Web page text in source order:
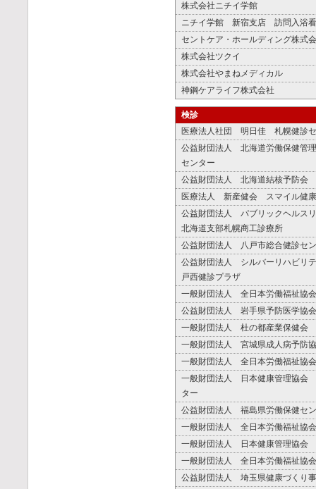
株式会社ニチイ学館
ニチイ学館 新宿支店 訪問入浴
セントケア・ホールディング株式
株式会社ツクイ
株式会社やまねメディカル
神鋼ケアライフ株式会社
検診
医療法人社団 明日佳 札幌健診
公益財団法人 北海道労働保健管
センター
公益財団法人 北海道結核予防会
医療法人 新産健会 スマイル健
公益財団法人 パブリックヘルス
北海道支部札幌商工診療所
公益財団法人 八戸市総合健診セ
公益財団法人 シルバーリハビリ
戸西健診プラザ
一般財団法人 全日本労働福祉協
公益財団法人 岩手県予防医学協会
一般財団法人 杜の都産業保健会
一般財団法人 宮城県成人病予防
一般財団法人 全日本労働福祉協
一般財団法人 日本健康管理協会
ター
公益財団法人 福島県労働保健セ
一般財団法人 全日本労働福祉協
一般財団法人 日本健康管理協会
一般財団法人 全日本労働福祉協
公益財団法人 埼玉県健康づくり